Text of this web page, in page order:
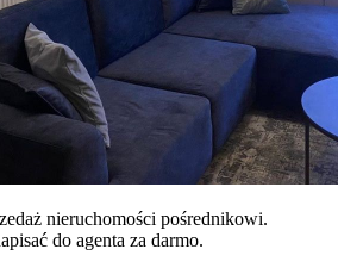
nieruchomości pośrednikowi.
do agenta za darmo.